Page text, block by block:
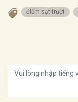
điểm sạt trượt